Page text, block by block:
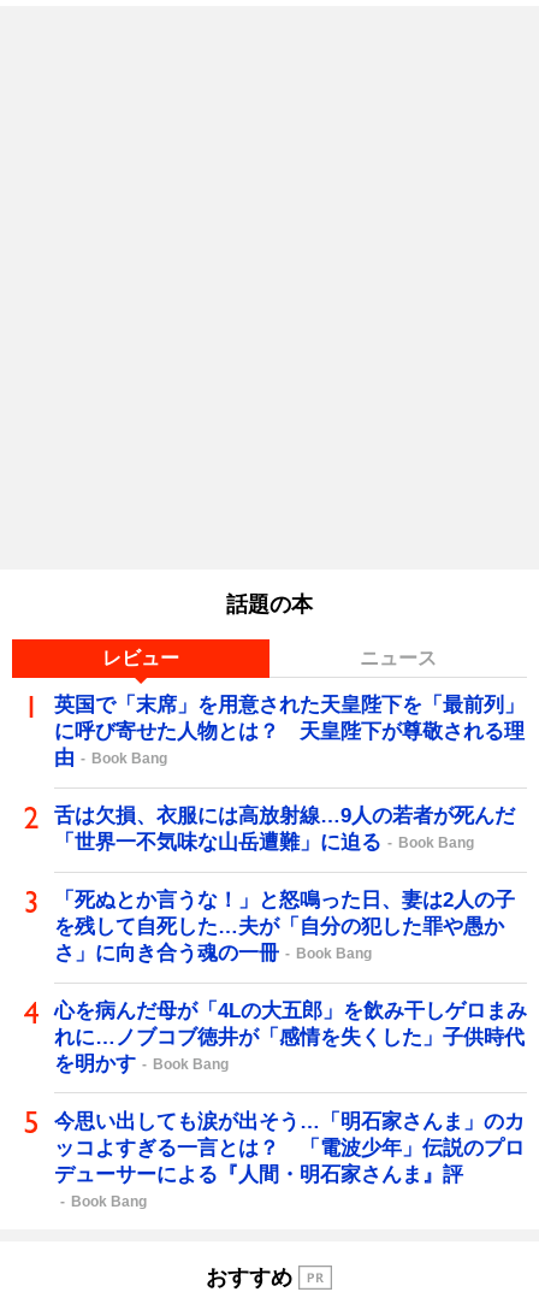
話題の本
レビュー ニュース
英国で「末席」を用意された天皇陛下を「最前列」
に呼び寄せた人物とは？ 天皇陛下が尊敬される理
由
Book Bang
舌は欠損、衣服には高放射線…9人の若者が死んだ
「世界一不気味な山岳遭難」に迫る
Book Bang
「死ぬとか言うな！」と怒鳴った日、妻は2人の子
を残して自死した…夫が「自分の犯した罪や愚か
さ」に向き合う魂の一冊
Book Bang
心を病んだ母が「4Lの大五郎」を飲み干しゲロまみ
れに…ノブコブ徳井が「感情を失くした」子供時代
を明かす
Book Bang
今思い出しても涙が出そう…「明石家さんま」のカ
ッコよすぎる一言とは？ 「電波少年」伝説のプロ
デューサーによる『人間・明石家さんま』評
Book Bang
おすすめ